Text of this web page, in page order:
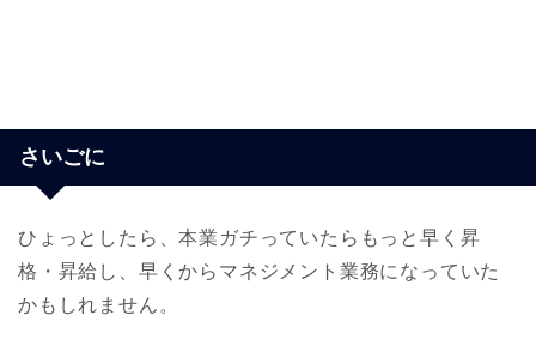
さいごに
ひょっとしたら、本業ガチっていたらもっと早く昇
格・昇給し、早くからマネジメント業務になっていた
かもしれません。